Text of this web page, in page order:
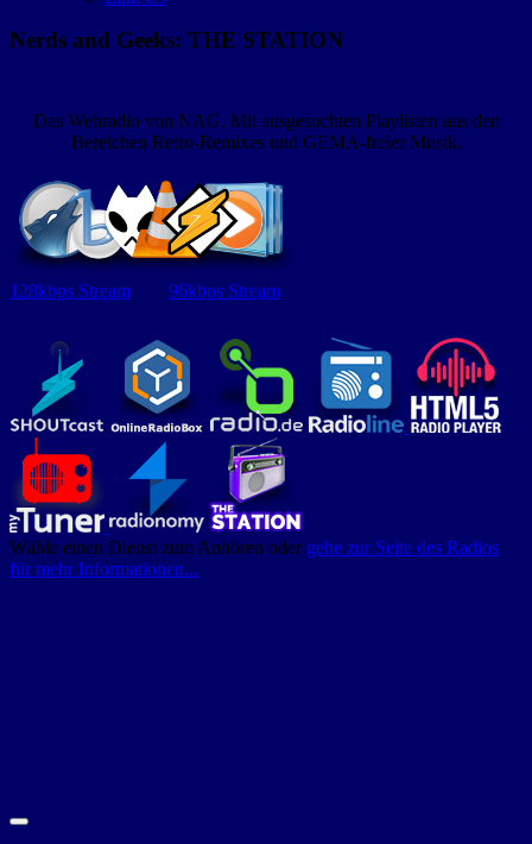
Nerds and Geeks: THE STATION
Das Webradio von NAG. Mit ausgesuchten Playlisten aus den
Bereichen Retro-Remixes und GEMA-freier Musik.
128kbps Stream 96kbps Stream
Wähle einen Dienst zum Anhören oder gehe zur Seite des Radios
für mehr Informationen...